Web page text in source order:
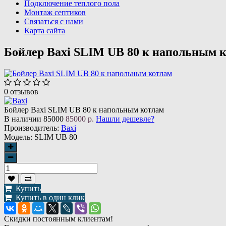
Подключение теплого пола
Монтаж септиков
Связаться с нами
Карта сайта
Бойлер Baxi SLIM UB 80 к напольным
0 отзывов
Бойлер Baxi SLIM UB 80 к напольным котлам
В наличии 85000 85000 р. Нашли дешевле?
Производитель: Baxi
Модель: SLIM UB 80
Купить
Купить в один клик
Скидки постоянным клиентам!